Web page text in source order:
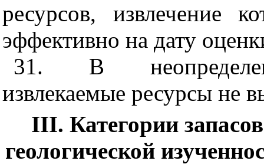
ресурсов, извлечение
эффективно на дату
31. В
извлекаемые ресурсы не
III. Категории
геологической